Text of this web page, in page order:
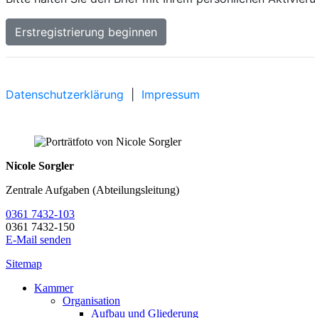
Nicole Sorgler
Zentrale Aufgaben (Abteilungsleitung)
0361 7432-103
0361 7432-150
E-Mail senden
Sitemap
Kammer
Organisation
Aufbau und Gliederung